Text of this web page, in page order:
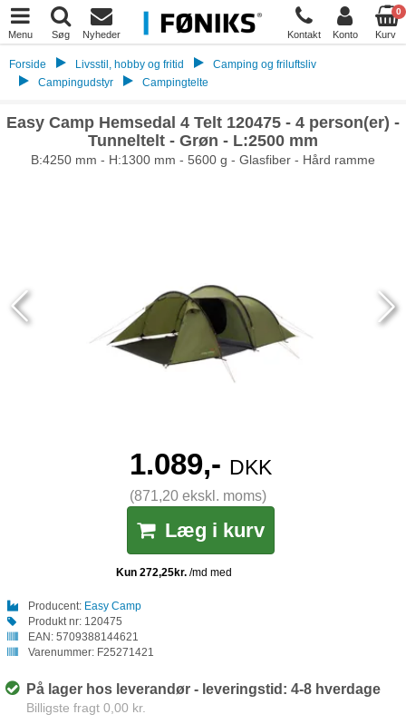
Menu Søg Nyheder Kontakt Konto
0
Kurv
Forside Livsstil, hobby og fritid
Camping og friluftsliv
Campingudstyr
Campingtelte
Easy Camp Hemsedal 4 Telt 120475 - 4 person(er) -
Tunneltelt - Grøn - L:2500 mm
B:4250 mm - H:1300 mm - 5600 g - Glasfiber - Hård ramme
1.089,- DKK
(871,20 ekskl. moms)
Læg i kurv
Producent: Easy Camp
Produkt nr: 120475
EAN: 5709388144621
Varenummer: F25271421
På lager hos leverandør - leveringstid: 4-8 hverdage
Billigste fragt 0,00 kr.